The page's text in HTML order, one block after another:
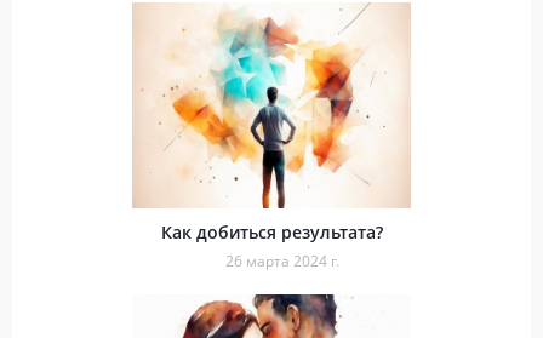
Как добиться результата?
26 марта 2024 г.